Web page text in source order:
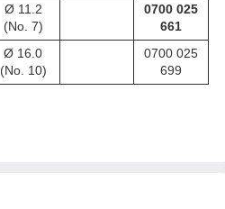
Ø 11.2
(No. 7)
0700 025
661
Ø 16.0
(No. 10)
0700 025
699